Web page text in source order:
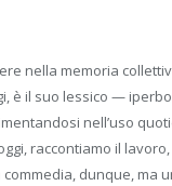
nella memoria
è il suo lessico —
nell’uso
raccontiamo il
dunque, ma